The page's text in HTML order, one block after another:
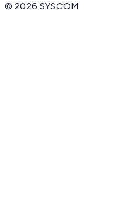
©2026 SYSCOM